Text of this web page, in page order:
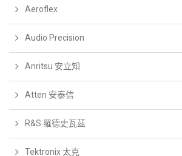
Aeroflex
Audio Precision
Anritsu 安立知
Atten 安泰信
R&S 羅德史瓦茲
Tektronix 太克